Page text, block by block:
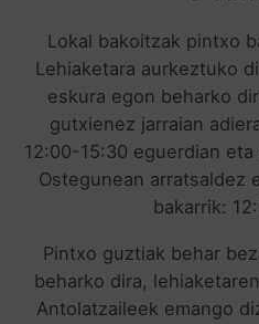
Lokal bakoitzak pintxo
Lehiaketara aurkeztuko
eskura egon beharko
gutxienez jarraian
12:00-15:30 eguerdian
Ostegunean arratsaldez
bakarrik:
Pintxo guztiak behar
beharko dira,
Antolatzaileek emango